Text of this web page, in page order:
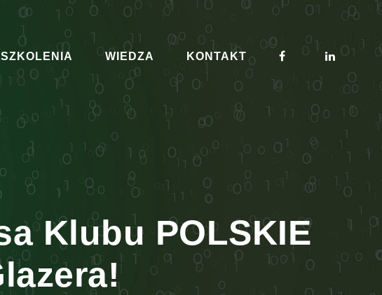
SZKOLENIA WIEDZA KONTAKT
Klubu POLSKIE